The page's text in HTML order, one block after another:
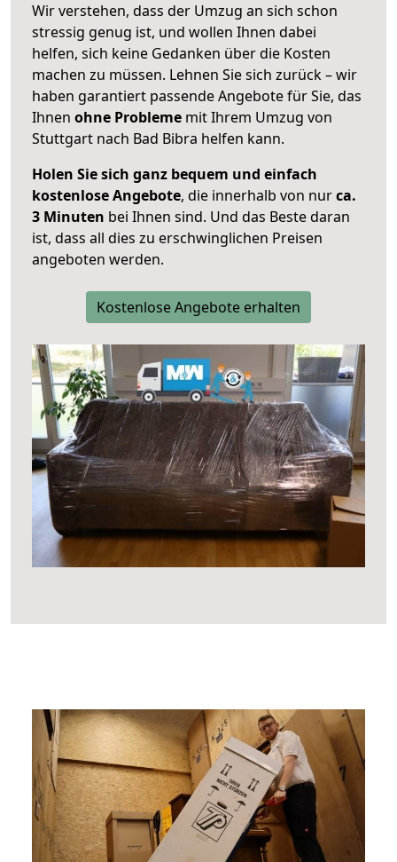
Wir verstehen, dass der Umzug an sich schon
stressig genug ist, und wollen Ihnen dabei
helfen, sich keine Gedanken über die Kosten
machen zu müssen. Lehnen Sie sich zurück – wir
haben garantiert passende Angebote für Sie, das
Ihnen ohne Probleme mit Ihrem Umzug von
Stuttgart nach Bad Bibra helfen kann.
Holen Sie sich ganz bequem und einfach
kostenlose Angebote, die innerhalb von nurca.
3 Minuten bei Ihnen sind. Und das Beste daran
ist, dass all dies zu erschwinglichen Preisen
angeboten werden.
Kostenlose Angebote erhalten